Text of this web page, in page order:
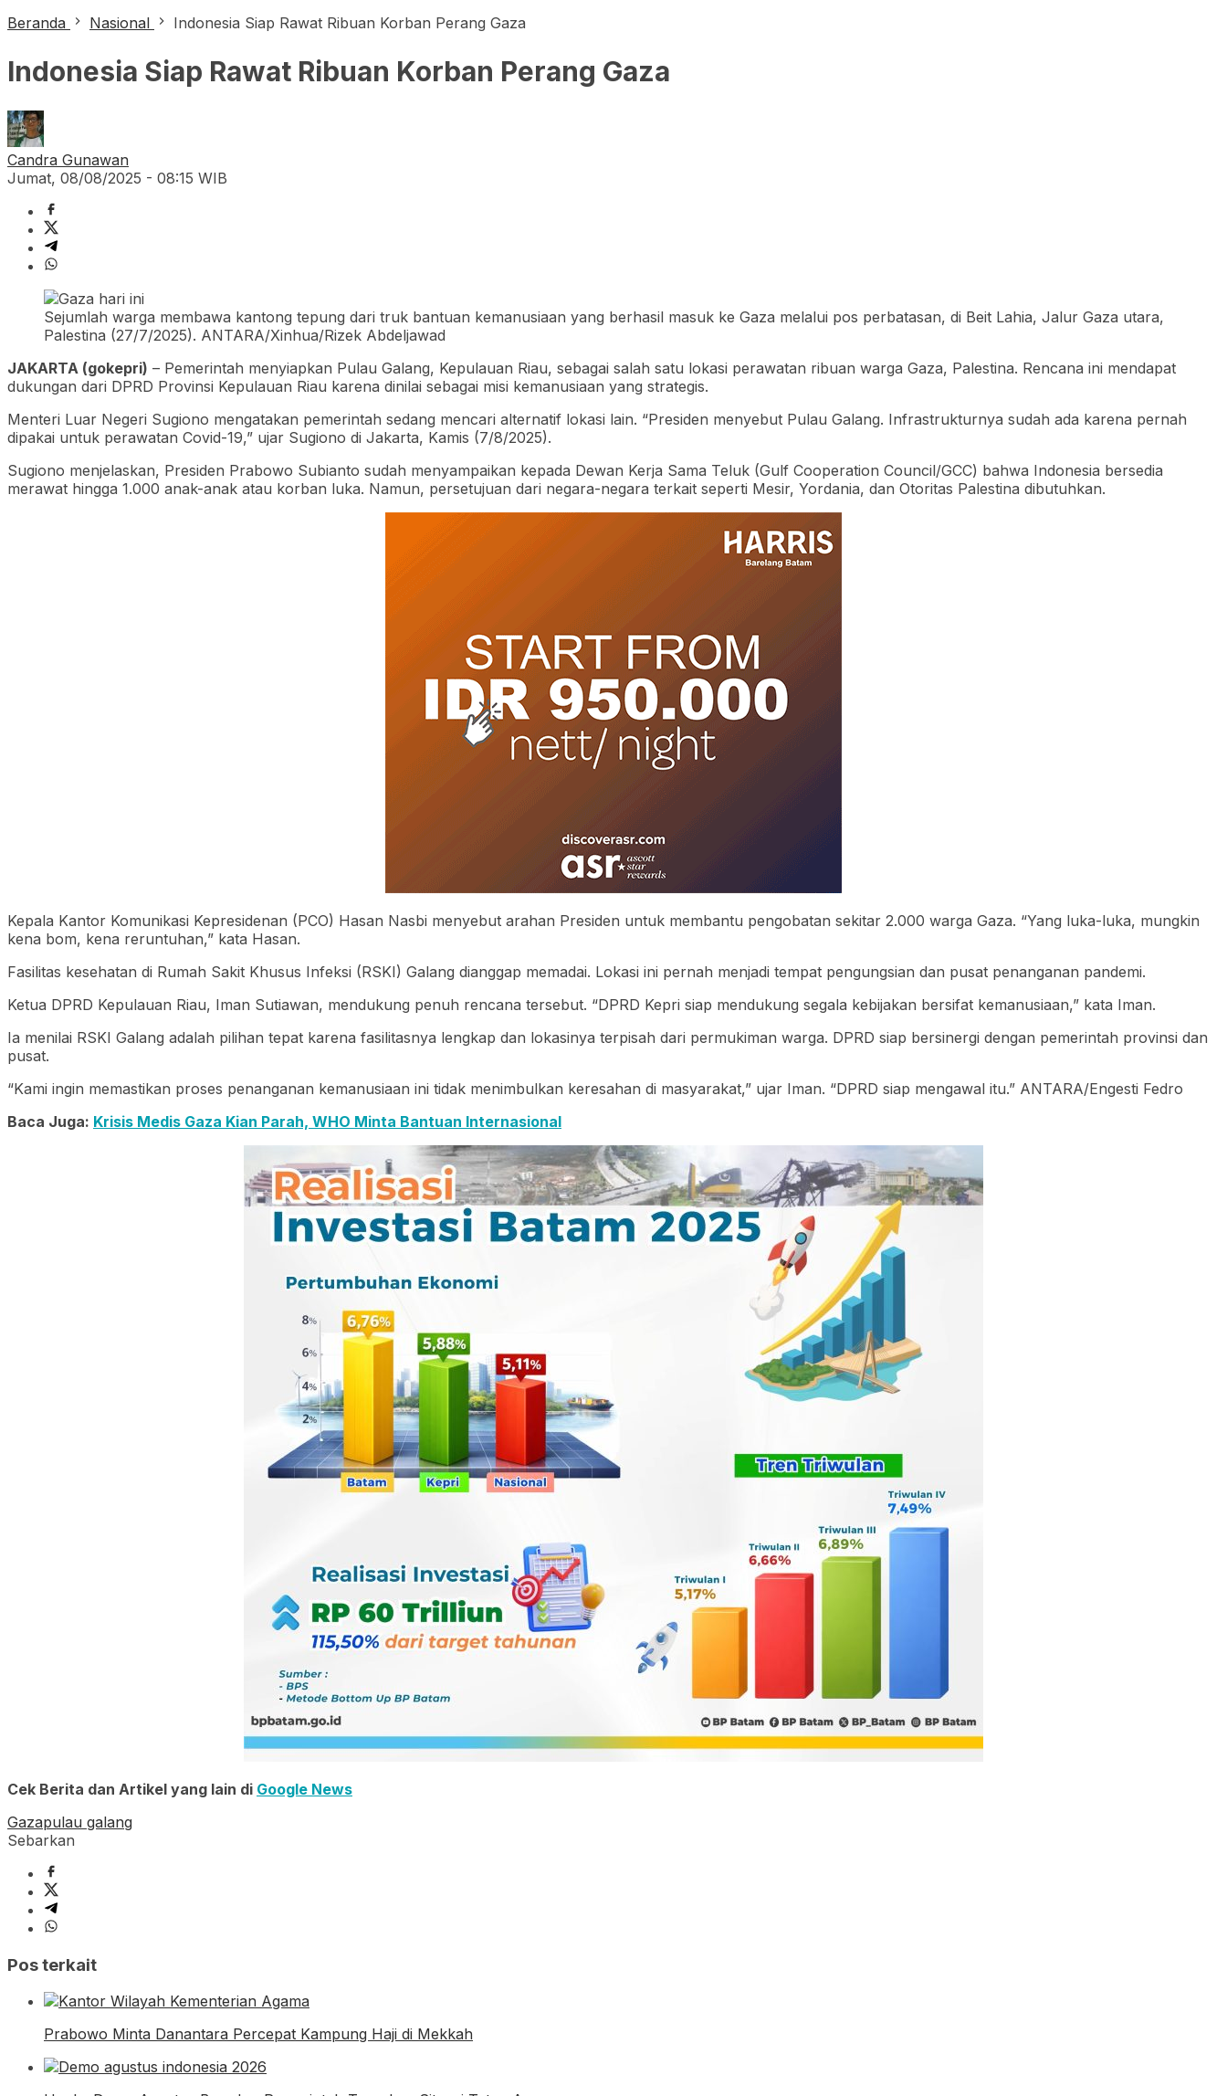
Beranda
Nasional Indonesia Siap Rawat Ribuan Korban Perang Gaza
Indonesia Siap Rawat Ribuan Korban Perang Gaza
Candra Gunawan
Jumat, 08/08/2025 - 08:15 WIB
Sejumlah warga membawa kantong tepung dari truk bantuan kemanusiaan yang berhasil masuk ke Gaza melalui pos perbatasan, di Beit Lahia, Jalur Gaza utara,
Palestina (27/7/2025). ANTARA/Xinhua/Rizek Abdeljawad
JAKARTA (gokepri) – Pemerintah menyiapkan Pulau Galang, Kepulauan Riau, sebagai salah satu lokasi perawatan ribuan warga Gaza, Palestina. Rencana ini mendapat
dukungan dari DPRD Provinsi Kepulauan Riau karena dinilai sebagai misi kemanusiaan yang strategis.
Menteri Luar Negeri Sugiono mengatakan pemerintah sedang mencari alternatif lokasi lain. “Presiden menyebut Pulau Galang. Infrastrukturnya sudah ada karena pernah
dipakai untuk perawatan Covid-19,” ujar Sugiono di Jakarta, Kamis (7/8/2025).
Sugiono menjelaskan, Presiden Prabowo Subianto sudah menyampaikan kepada Dewan Kerja Sama Teluk (Gulf Cooperation Council/GCC) bahwa Indonesia bersedia
merawat hingga 1.000 anak-anak atau korban luka. Namun, persetujuan dari negara-negara terkait seperti Mesir, Yordania, dan Otoritas Palestina dibutuhkan.
Kepala Kantor Komunikasi Kepresidenan (PCO) Hasan Nasbi menyebut arahan Presiden untuk membantu pengobatan sekitar 2.000 warga Gaza. “Yang luka-luka, mungkin
kena bom, kena reruntuhan,” kata Hasan.
Fasilitas kesehatan di Rumah Sakit Khusus Infeksi (RSKI) Galang dianggap memadai. Lokasi ini pernah menjadi tempat pengungsian dan pusat penanganan pandemi.
Ketua DPRD Kepulauan Riau, Iman Sutiawan, mendukung penuh rencana tersebut. “DPRD Kepri siap mendukung segala kebijakan bersifat kemanusiaan,” kata Iman.
Ia menilai RSKI Galang adalah pilihan tepat karena fasilitasnya lengkap dan lokasinya terpisah dari permukiman warga. DPRD siap bersinergi dengan pemerintah provinsi dan
pusat.
“Kami ingin memastikan proses penanganan kemanusiaan ini tidak menimbulkan keresahan di masyarakat,” ujar Iman. “DPRD siap mengawal itu.” ANTARA/Engesti Fedro
Baca Juga: Krisis Medis Gaza Kian Parah, WHO Minta Bantuan Internasional
Cek Berita dan Artikel yang lain di Google News
Gazapulau galang
Sebarkan
Pos terkait
Prabowo Minta Danantara Percepat Kampung Haji di Mekkah